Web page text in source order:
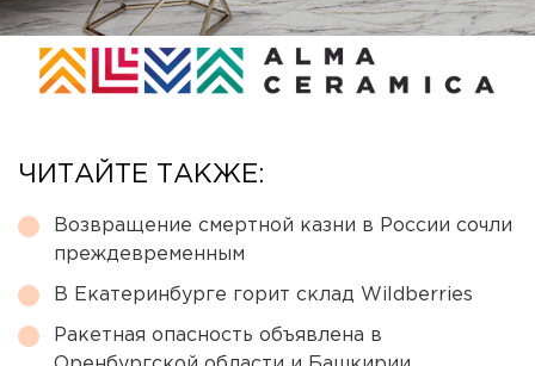
ЧИТАЙТЕ ТАКЖЕ:
Возвращение смертной казни в России сочли
преждевременным
В Екатеринбурге горит склад Wildberries
Ракетная опасность объявлена в